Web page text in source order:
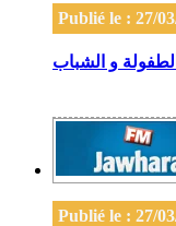
Publié le : 27/
و الشباب
Publié le : 27/